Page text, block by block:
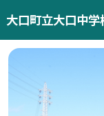
大口町立大口中学